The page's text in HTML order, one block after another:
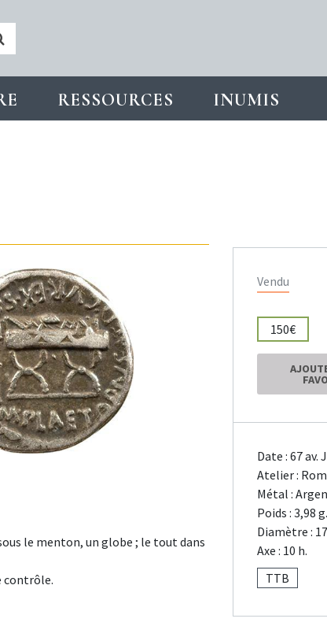
RESSOURCES INUMIS
le menton, un globe ; le tout dans
contrôle.
Vendu
150€
Date : 67 av.
Atelier :
Métal :
Poids : 3,98 g.
Diamètre :
Axe : 10 h.
TTB